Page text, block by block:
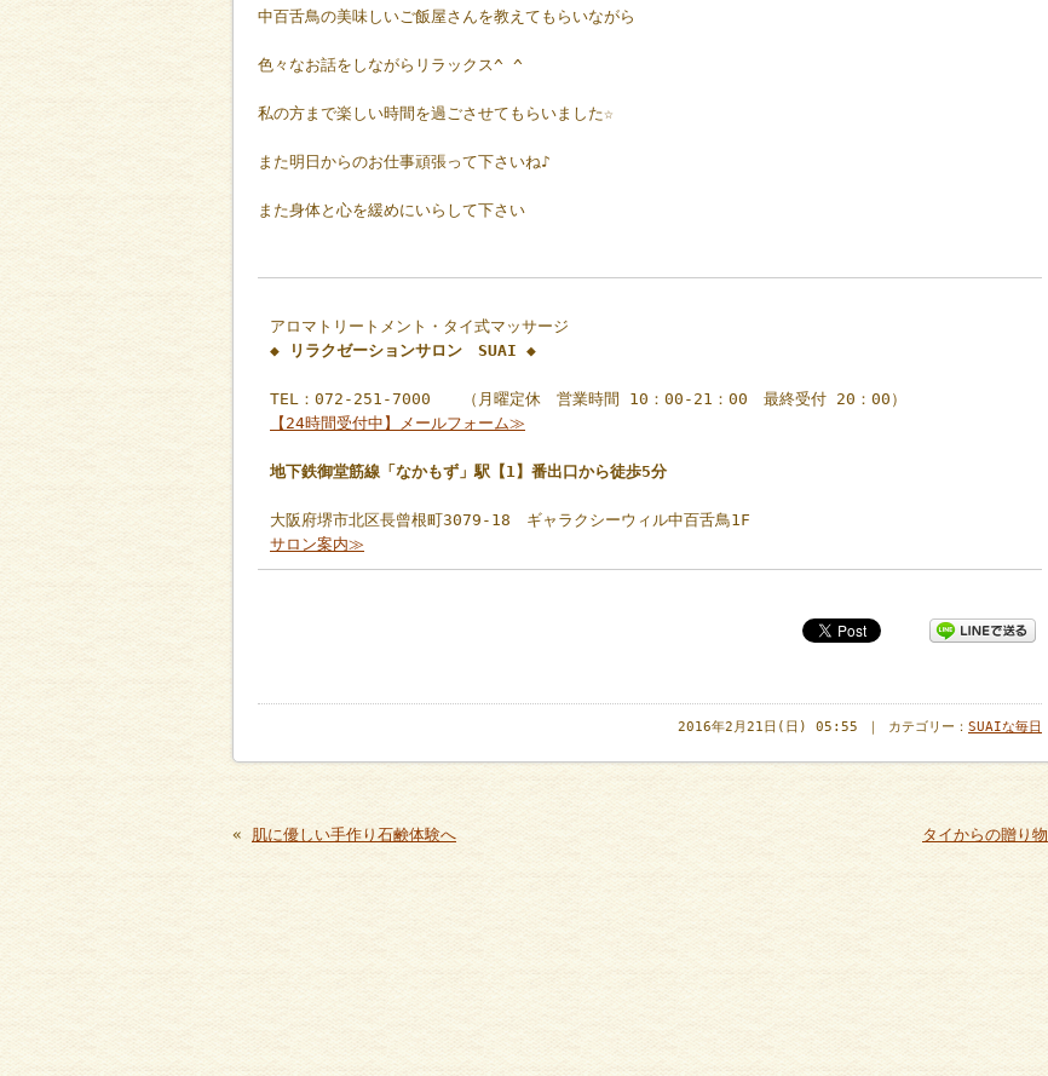
中百舌鳥の美味しいご飯屋さんを教えてもらいながら
色々なお話をしながらリラックス^ ^
私の方まで楽しい時間を過ごさせてもらいました☆
また明日からのお仕事頑張って下さいね♪
また身体と心を緩めにいらして下さい
アロマトリートメント・タイ式マッサージ
◆ リラクゼーションサロン SUAI ◆
TEL：072-251-7000 （月曜定休 営業時間 10：00-21：00 最終受付 20：00）
【24時間受付中】メールフォーム≫
地下鉄御堂筋線「なかもず」駅【1】番出口から徒歩5分
大阪府堺市北区長曾根町3079-18 ギャラクシーウィル中百舌鳥1F
サロン案内≫
2016年2月21日(日) 05:55 ｜ カテゴリー： SUAIな毎日
« 肌に優しい手作り石鹸体験へ タイからの贈り物